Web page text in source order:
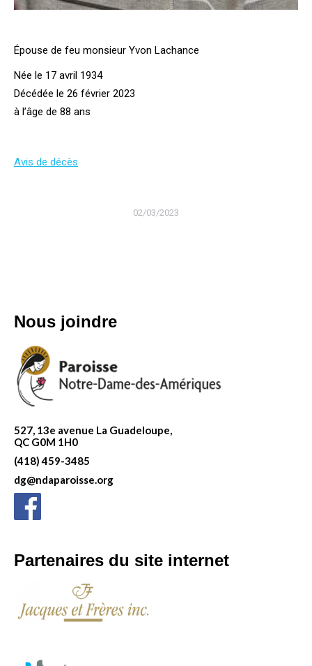
Épouse de feu monsieur Yvon Lachance
Née le 17 avril 1934
Décédée le 26 février 2023
à l’âge de 88 ans
Avis de décès
02/03/2023
Nous joindre
527, 13e avenue La Guadeloupe,
QC G0M 1H0
(418) 459-3485
dg@ndaparoisse.org
Partenaires du site internet